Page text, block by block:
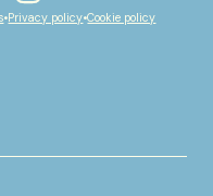
instagram
•Privacy policy•Cookie policy